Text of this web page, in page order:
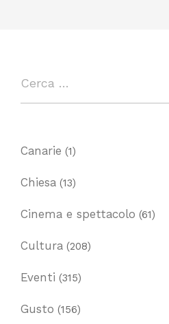
Canarie (1)
Chiesa (13)
Cinema e spettacolo (61)
Cultura (208)
Eventi (315)
Gusto (156)